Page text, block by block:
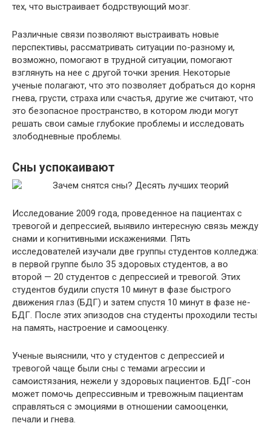
тех, что выстраивает бодрствующий мозг.
Различные связи позволяют выстраивать новые
перспективы, рассматривать ситуации по-разному и,
возможно, помогают в трудной ситуации, помогают
взглянуть на нее с другой точки зрения. Некоторые
ученые полагают, что это позволяет добраться до корня
гнева, грусти, страха или счастья, другие же считают, что
это безопасное пространство, в котором люди могут
решать свои самые глубокие проблемы и исследовать
злободневные проблемы.
Сны успокаивают
Исследование 2009 года, проведенное на пациентах с
тревогой и депрессией, выявило интересную связь между
снами и когнитивными искажениями. Пять
исследователей изучали две группы студентов колледжа:
в первой группе было 35 здоровых студентов, а во
второй — 20 студентов с депрессией и тревогой. Этих
студентов будили спустя 10 минут в фазе быстрого
движения глаз (БДГ) и затем спустя 10 минут в фазе не-
БДГ. После этих эпизодов сна студенты проходили тесты
на память, настроение и самооценку.
Ученые выяснили, что у студентов с депрессией и
тревогой чаще были сны с темами агрессии и
самоистязания, нежели у здоровых пациентов. БДГ-сон
может помочь депрессивным и тревожным пациентам
справлятьcя с эмоциями в отношении самооценки,
печали и гнева.